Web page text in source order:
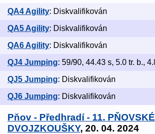
QA4 Agility: Diskvalifikován
QA5 Agility: Diskvalifikován
QA6 Agility: Diskvalifikován
QJ4 Jumping: 59/90, 44.43 s, 5.0 tr. b.,
QJ5 Jumping: Diskvalifikován
QJ6 Jumping: Diskvalifikován
Pňov - Předhradí - 11. PŇOVSKÉ
DVOJZKOUŠKY, 20. 04. 2024